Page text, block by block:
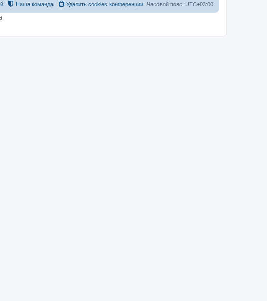
Часовой пояс: UTC+03:00
Удалить cookies конференции
Наша команда